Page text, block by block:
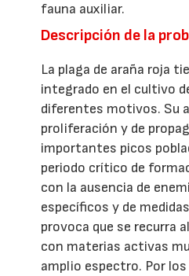
fauna auxiliar.
Descripción de la
La plaga de araña roja
integrado en el cultivo
diferentes motivos. Su
proliferación y de
importantes picos
periodo crítico de
con la ausencia de
específicos y de
provoca que se recurra
con materias activas
amplio espectro. Por